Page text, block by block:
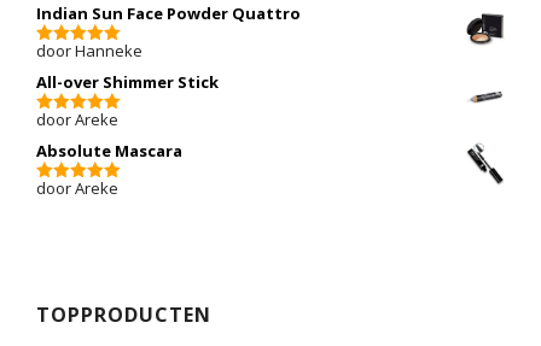
Indian Sun Face Powder Quattro
5van 5
door Hanneke
All-over Shimmer Stick
5van 5
door Areke
Absolute Mascara
5van 5
door Areke
TOPPRODUCTEN